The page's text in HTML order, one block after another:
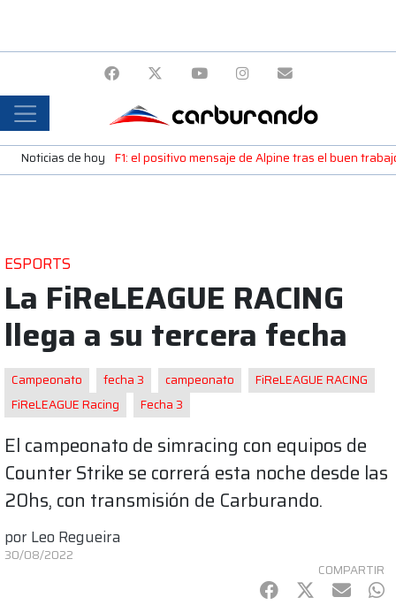
Noticias de hoy F1: el positivo mensaje de Alpine tras el buen
ESPORTS
La FiReLEAGUE RACING
llega a su tercera fecha
Campeonato fecha 3 campeonato
FiReLEAGUE RACING
FiReLEAGUE Racing
Fecha 3
El campeonato de simracing con equipos de
Counter Strike se correrá esta noche desde las
20hs, con transmisión de Carburando.
por Leo Regueira
30/08/2022
COMPARTIR
Facebook
Twitter
mail